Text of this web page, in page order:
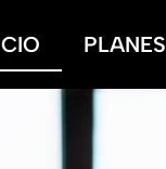
PLANES